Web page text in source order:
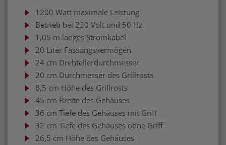
1200 Watt maximale Leistung
Betrieb bei 230 Volt und 50 Hz
1,05 m langes Stromkabel
20 Liter Fassungsvermögen
24 cm Drehtellerdurchmesser
20 cm Durchmesser des Grillrosts
8,5 cm Höhe des Grillrosts
45 cm Breite des Gehäuses
36 cm Tiefe des Gehäuses mit Griff
32 cm Tiefe des Gehäuses ohne Griff
26,5 cm Höhe des Gehäuses